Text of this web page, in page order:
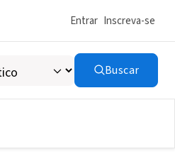
Entrar Inscreva-se
Buscar